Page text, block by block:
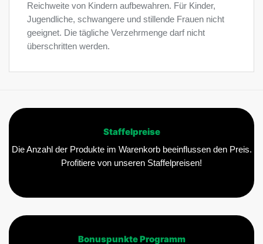
Reichweite von Kindern aufbewahren. Für Kinder,
Jugendliche, schwangere und stillende Frauen nicht
geeignet. Die tägliche Verzehrmenge darf nicht
überschritten werden.
Staffelpreise
Die Anzahl der Produkte im Warenkorb beeinflussen den Preis.
Profitiere von unseren Staffelpreisen!
Bonuspunkte Programm